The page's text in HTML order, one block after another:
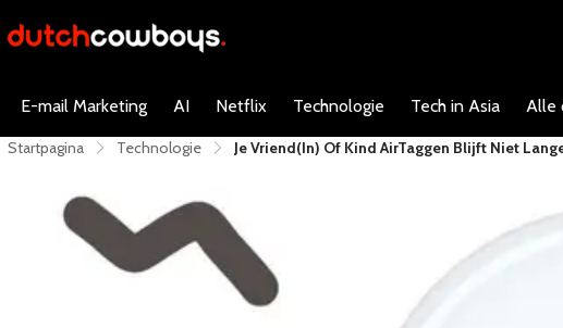
E-mail Marketing AI Netflix Technologie Tech in Asia Alle
Startpagina Technologie ​Je Vriend(in) Of Kind AirTaggen Blijft Niet